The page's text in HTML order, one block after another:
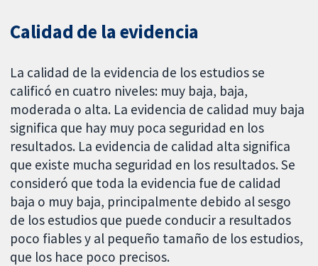
Calidad de la evidencia
La calidad de la evidencia de los estudios se
calificó en cuatro niveles: muy baja, baja,
moderada o alta. La evidencia de calidad muy baja
significa que hay muy poca seguridad en los
resultados. La evidencia de calidad alta significa
que existe mucha seguridad en los resultados. Se
consideró que toda la evidencia fue de calidad
baja o muy baja, principalmente debido al sesgo
de los estudios que puede conducir a resultados
poco fiables y al pequeño tamaño de los estudios,
que los hace poco precisos.